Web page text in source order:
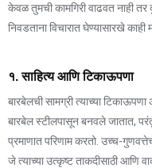
केवळ तुमची कामगिरी वाढवत नाही
निवडताना विचारात घेण्यासारखे
१. साहित्य आणि टिकाऊपणा
बारबेलची सामग्री त्याच्या
बारबेल स्टीलपासून बनवले जातात, परंतु
प्रमाणात परिणाम करतो. उच्च-
जे त्याच्या उत्कृष्ट ताकदीसाठी आणि